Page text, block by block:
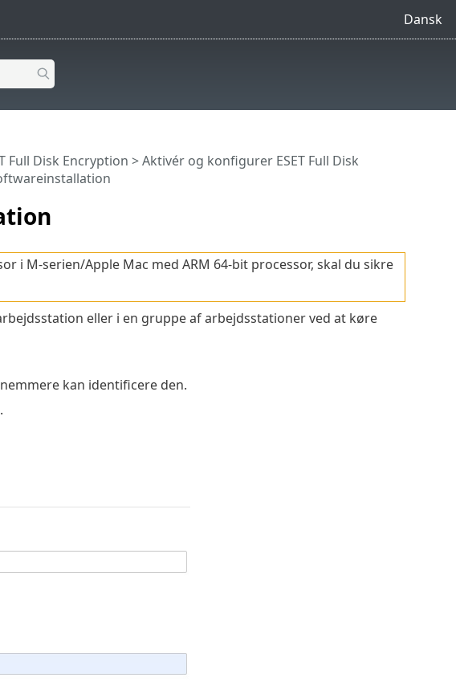
Dansk
Full Disk Encryption >Aktivér og konfigurer ESET Full Disk
i M-serien/Apple Mac med ARM 64-bit processor, skal du sikre
eller i en gruppe af arbejdsstationer ved at køre
kan identificere den.
.